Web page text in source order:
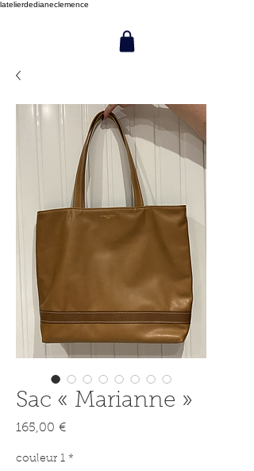
latelierdedianeclemence
Sac « Marianne »
165,00 €Precio
couleur 1 *